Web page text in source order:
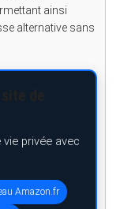
ainsi
alternative sans
privée avec
Amazon.fr